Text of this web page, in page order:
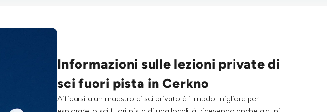
Informazioni sulle lezioni private di
sci fuori pista in Cerkno
Affidarsi a un maestro di sci privato è il modo migliore per